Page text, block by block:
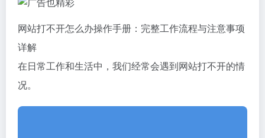
网站打不开怎么办操作手册：完整工作流程与注意事项
详解
在日常工作和生活中，我们经常会遇到网站打不开的情
况。